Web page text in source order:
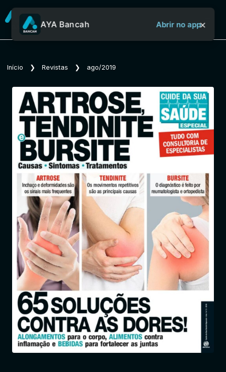
Sobre o Aya Bancah
Início
Revistas
Jornais
Entrar
AYA Bancah Abrir no app×
Início ❯ Revistas ❯ ago/2019